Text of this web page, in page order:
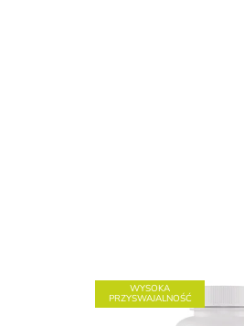
WYSOKA
PRZYSWAJALNOŚĆ